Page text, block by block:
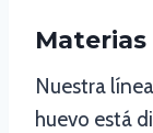
Nuestra
huevo está